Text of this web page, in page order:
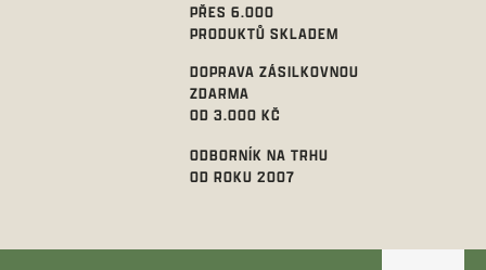
PŘES 6.000
PRODUKTŮ SKLADEM
DOPRAVA ZÁSILKOVNOU
ZDARMA
OD 3.000 KČ
ODBORNÍK NA TRHU
OD ROKU 2007